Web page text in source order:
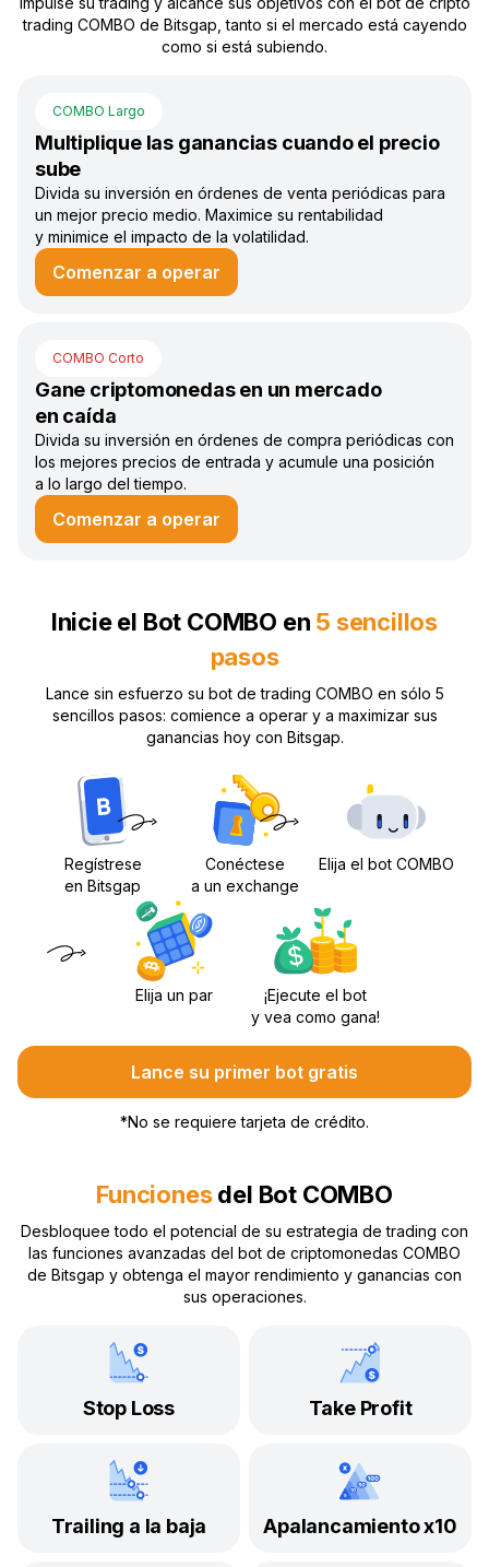
trading COMBO de Bitsgap, tanto si el mercado está cayendo
como si está subiendo.
COMBO Largo
Multiplique las ganancias cuando el precio
sube
Divida su inversión en órdenes de venta periódicas para
un mejor precio medio. Maximice su rentabilidad
y minimice el impacto de la volatilidad.
Comenzar a operar
COMBO Corto
Gane criptomonedas en un mercado
en caída
Divida su inversión en órdenes de compra periódicas con
los mejores precios de entrada y acumule una posición
a lo largo del tiempo.
Comenzar a operar
Inicie el Bot COMBO en 5 sencillos
pasos
Lance sin esfuerzo su bot de trading COMBO en sólo 5
sencillos pasos: comience a operar y a maximizar sus
ganancias hoy con Bitsgap.
Regístrese
en Bitsgap
Conéctese
a un exchange
Elija el bot COMBO
Elija un par
¡Ejecute el bot
y vea como gana!
Lance su primer bot gratis
*No se requiere tarjeta de crédito.
Funcionesdel Bot COMBO
Desbloquee todo el potencial de su estrategia de trading con
las funciones avanzadas del bot de criptomonedas COMBO
de Bitsgap y obtenga el mayor rendimiento y ganancias con
sus operaciones.
Stop Loss Take Profit
Trailing a la baja Apalancamiento x10